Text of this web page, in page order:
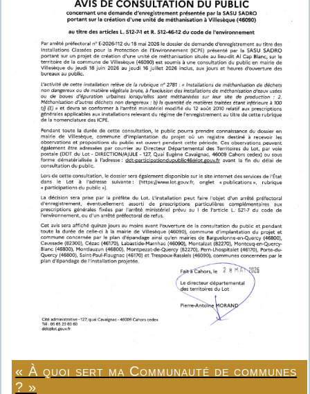
« À quoi sert ma Communauté de communes
? »